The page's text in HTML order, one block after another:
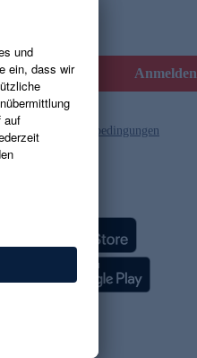
Anmelden
und die Gutscheinbedingungen